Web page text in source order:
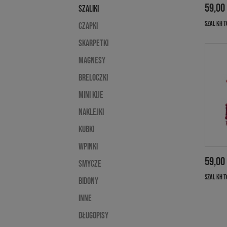
Szaliki
Czapki
Skarpetki
Magnesy
Breloczki
Mini kije
Naklejki
Kubki
Wpinki
Smycze
Bidony
Inne
Długopisy
59,00
SZAL KH
59,00
SZAL KH